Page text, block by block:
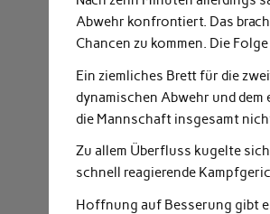
Abwehr konfrontiert. Das
Chancen zu kommen. Die
Ein ziemliches Brett für die
dynamischen Abwehr und
die Mannschaft insgesamt
Zu allem Überfluss kugelte
schnell reagierende
Hoffnung auf Besserung gibt